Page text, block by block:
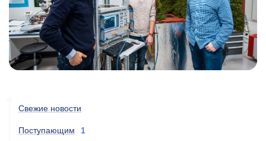
Свежие новости
Поступающим 1